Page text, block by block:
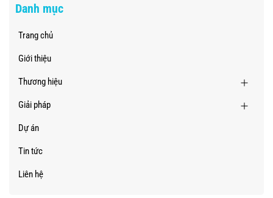
Danh mục
Trang chủ
Giới thiệu
Thương hiệu
Giải pháp
Dự án
Tin tức
Liên hệ